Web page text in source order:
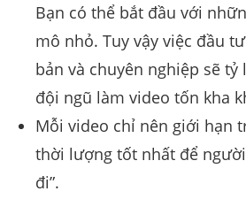
Bạn có thể bắt đầu với
mô nhỏ. Tuy vậy việc đầu
bản và chuyên nghiệp sẽ
đội ngũ làm video tốn kha
Mỗi video chỉ nên giới hạn
thời lượng tốt nhất để
đi”.